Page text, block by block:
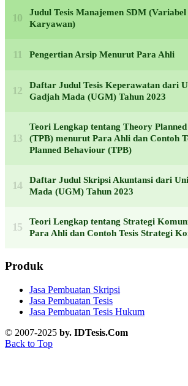
Judul Tesis Manajemen SDM
Karyawan)
Pengertian Arsip Menurut Para Ahli
Daftar Judul Tesis Keperawatan dari
Gadjah Mada (UGM) Tahun 2023
Teori Lengkap tentang Theory
(TPB) menurut Para Ahli dan Contoh
Planned Behaviour (TPB)
Daftar Judul Skripsi Akuntansi dari
Mada (UGM) Tahun 2023
Teori Lengkap tentang Strategi
Para Ahli dan Contoh Tesis Strategi
Produk
Jasa Pembuatan Skripsi
Jasa Pembuatan Tesis
Jasa Pembuatan Tesis Hukum
© 2007-2025 by. IDTesis.Com
Back to Top